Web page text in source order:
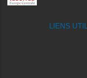
LIENS